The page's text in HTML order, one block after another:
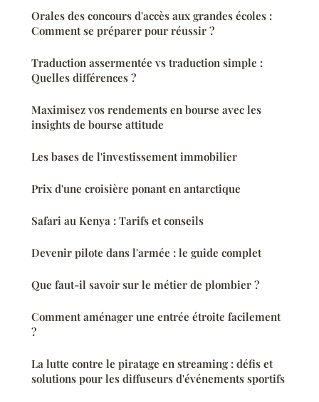
Orales des concours d'accès aux grandes écoles :
Comment se préparer pour réussir ?
Traduction assermentée vs traduction simple :
Quelles différences ?
Maximisez vos rendements en bourse avec les
insights de bourse attitude
Les bases de l'investissement immobilier
Prix d'une croisière ponant en antarctique
Safari au Kenya : Tarifs et conseils
Devenir pilote dans l'armée : le guide complet
Que faut-il savoir sur le métier de plombier ?
Comment aménager une entrée étroite facilement
?
La lutte contre le piratage en streaming : défis et
solutions pour les diffuseurs d'événements sportifs